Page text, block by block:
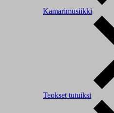
Kamarimusiikki
Teokset tutuiksi